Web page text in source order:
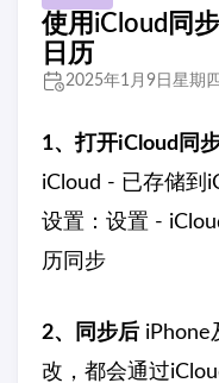
使用iCloud同
日历
2025年1月9日星期四
1、打开iCloud同
iCloud - 已存储到
设置：设置 -
历同步
2、同步后 iPhone
改，都会通过